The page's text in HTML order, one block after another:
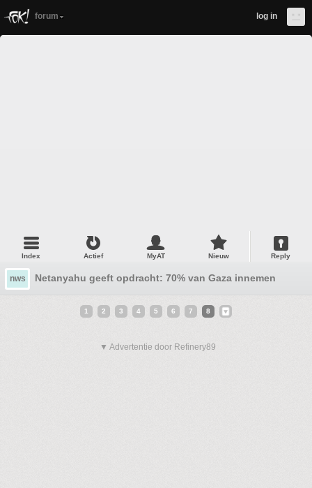
forum log in
Index Actief MyAT Nieuw Reply
nws Netanyahu geeft opdracht: 70% van Gaza innemen
1 2 3 4 5 6 7 8
▼ Advertentie door Refinery89